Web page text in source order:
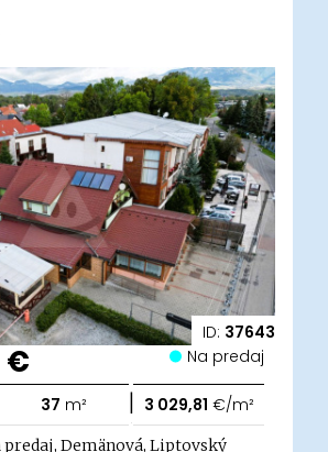
ID: 37643
€ Na predaj
37 m² | 3 029,81 €/m²
predaj, Demänová, Liptovský